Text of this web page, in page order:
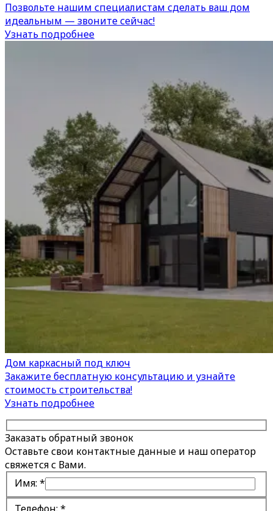
Позвольте нашим специалистам сделать ваш дом
идеальным — звоните сейчас!
Узнать подробнее
Дом каркасный под ключ
Закажите бесплатную консультацию и узнайте
стоимость строительства!
Узнать подробнее
Заказать обратный звонок
Оставьте свои контактные данные и наш оператор
свяжется с Вами.
Имя: *